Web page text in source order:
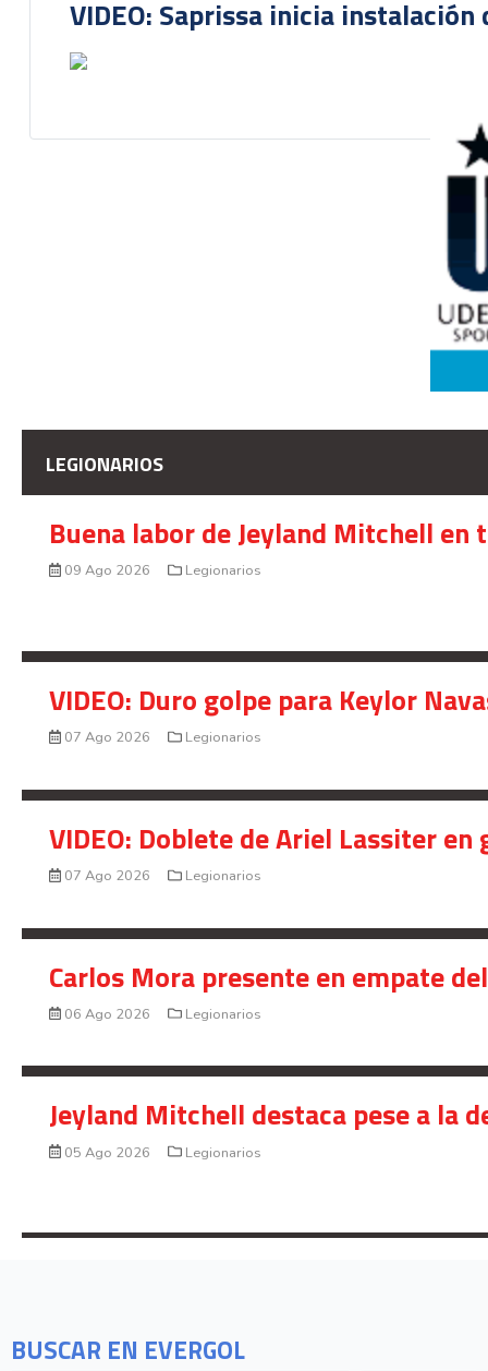
BUSCAR EN EVERGOL
VIDEO: Saprissa inicia
LEGIONARIOS
Buena labor de Jeyland Mitchell
09 Ago 2026 Legionarios
VIDEO: Duro golpe para Keylor
07 Ago 2026 Legionarios
VIDEO: Doblete de Ariel Lassiter
07 Ago 2026 Legionarios
Carlos Mora presente en empate
06 Ago 2026 Legionarios
Jeyland Mitchell destaca pese a la
05 Ago 2026 Legionarios